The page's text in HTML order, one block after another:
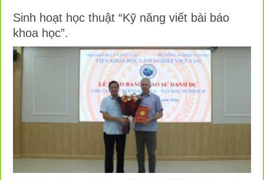
Sinh hoạt học thuật “Kỹ năng viết bài báo
khoa học”.